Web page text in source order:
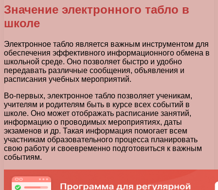
Значение электронного табло в
школе
Электронное табло является важным инструментом для
обеспечения эффективного информационного обмена в
школьной среде. Оно позволяет быстро и удобно
передавать различные сообщения, объявления и
расписания учебных мероприятий.
Во-первых, электронное табло позволяет ученикам,
учителям и родителям быть в курсе всех событий в
школе. Оно может отображать расписание занятий,
информацию о проводимых мероприятиях, даты
экзаменов и др. Такая информация помогает всем
участникам образовательного процесса планировать
свою работу и своевременно подготовиться к важным
событиям.